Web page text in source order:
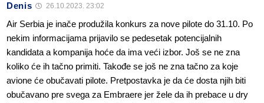
Denis 26.10.2023. 23:02
Air Serbia je inače produžila konkurs za nove pilote do 31.10. Po
nekim informacijama prijavilo se pedesetak potencijalnih
kandidata a kompanija hoće da ima veći izbor. Još se ne zna
koliko će ih tačno primiti. Takođe se još ne zna tačno za koje
avione će obučavati pilote. Pretpostavka je da će dosta njih biti
obučavano pre svega za Embraere jer žele da ih prebace u dry